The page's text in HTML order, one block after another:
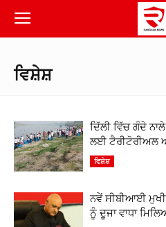
ਵਿਸ਼ੇਸ਼
ਦਿੱਲੀ ਵਿੱਚ ਗੰਦੇ
ਲਈ ਟੈਰੀਟੋਰੀਅਲ
ਵਿਸ਼ੇਸ਼
ਨਵੇਂ ਸੀਬੀਆਈ
ਨੂੰ ਦੂਜਾ ਵਾਧਾ